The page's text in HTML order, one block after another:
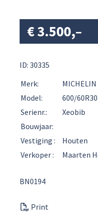
€3.500,–
ID: 30335
Merk:
MICHELIN
Model:
600/60R30
Serienr.:
Xeobib
Bouwjaar:
Vestiging :
Houten
Verkoper :
Maarten
BN0194
Print